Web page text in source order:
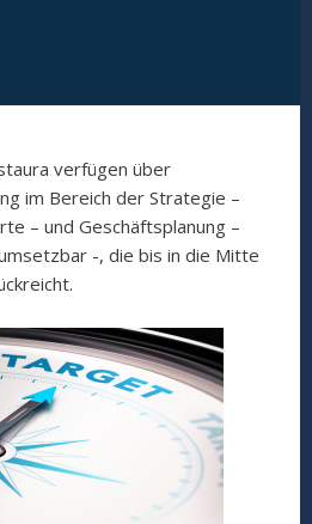
verfügen über
im Bereich der Strategie –
– und Geschäftsplanung –
-, die bis in die Mitte